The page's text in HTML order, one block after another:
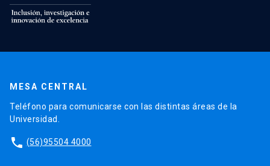
MESA CENTRAL
Teléfono para comunicarse con las distintas áreas de la
Universidad.
phone (56)95504 4000